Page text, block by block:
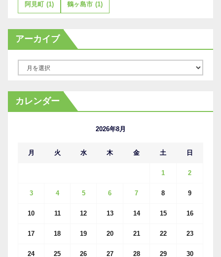
阿見町 (1) 鶴ヶ島市 (1)
アーカイブ
カ
イ
カレンダー
2026年8月
月 火 水 木 金 土 日
1 2
3 4 5 6 7 8 9
10 11 12 13 14 15 16
17 18 19 20 21 22 23
24 25 26 27 28 29 30